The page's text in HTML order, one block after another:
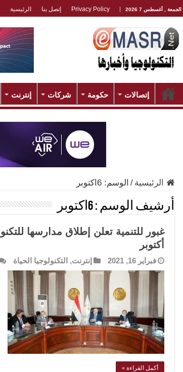
الجمعة , أغسطس 7 2026 Privacy Policy إتصل بنا الرئيسية
إتصالات حكومة شركات إنترنت
الرئيسية / الوسم:6اكتوبر
أرشيف الوسم :6اكتوبر
أكتوبر
فبراير 16, 2021 إنترنت, التكنولوجيا الحياة
أكمل القراءة »